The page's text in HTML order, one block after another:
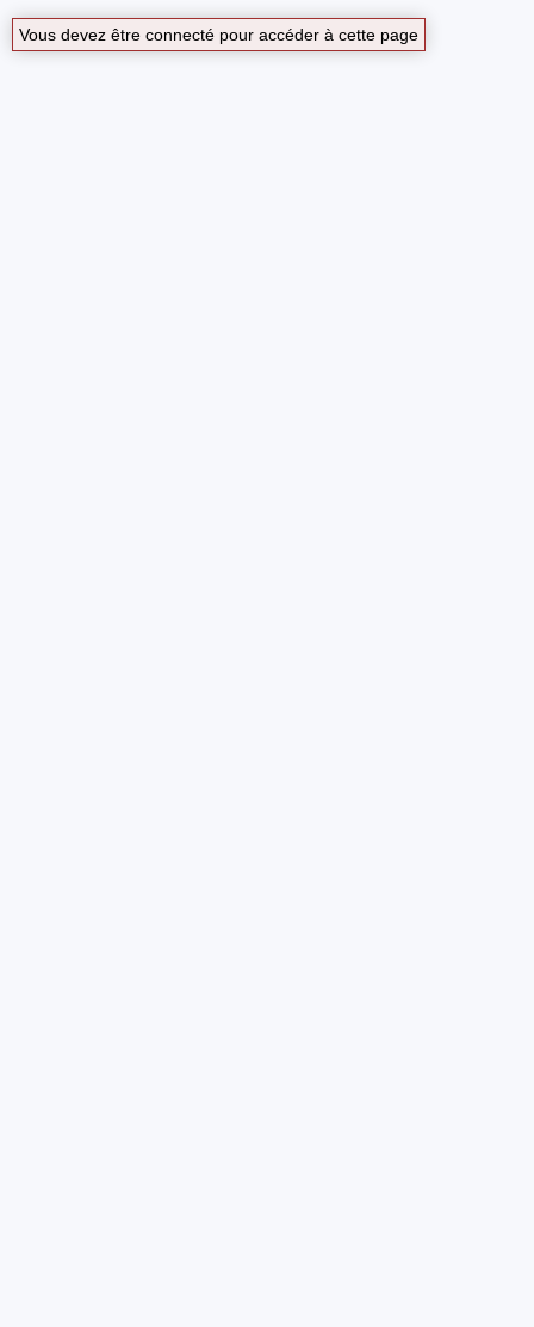
Vous devez être connecté pour accéder à cette page